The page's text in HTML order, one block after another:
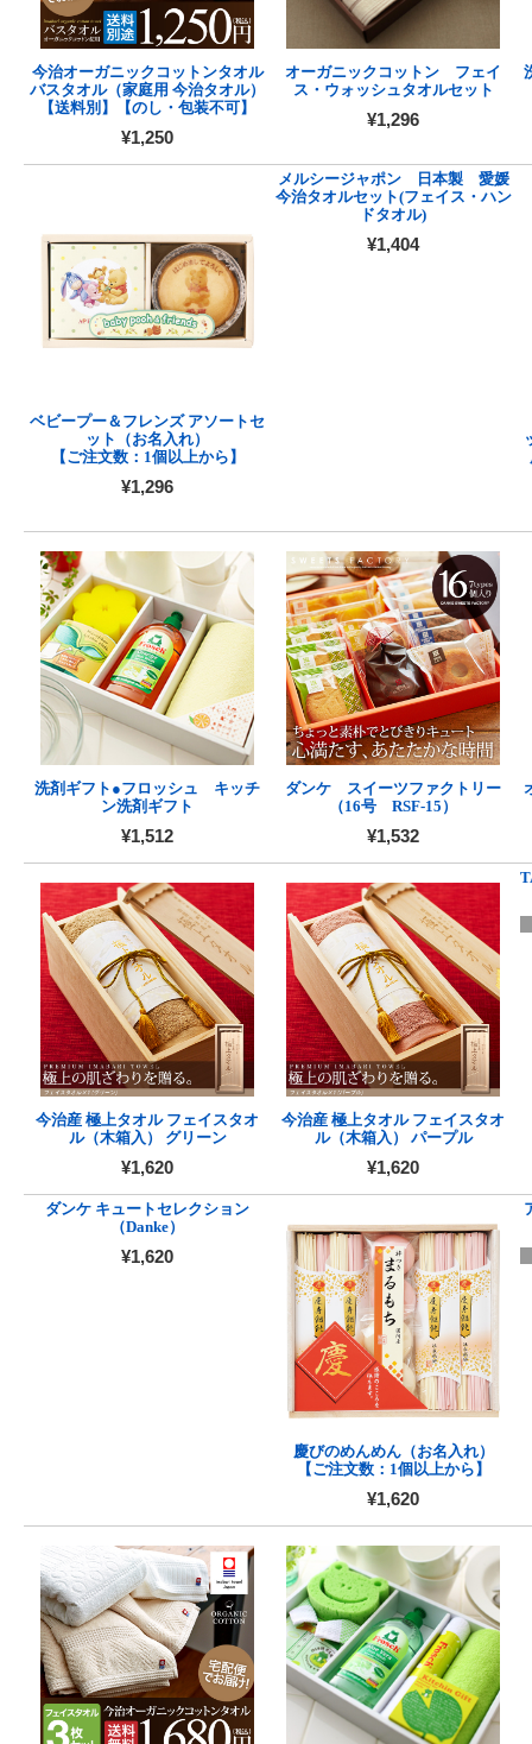
今治オーガニックコットンタオル
バスタオル（家庭用 今治タオル）
【送料別】【のし・包装不可】
¥1,250
オーガニックコットン フェイ
ス・ウォッシュタオルセット
¥1,296
ベビープー＆フレンズ アソートセ
ット（お名入れ）
【ご注文数：1個以上から】
¥1,296
メルシージャポン 日本製 愛媛
今治タオルセット(フェイス・ハン
ドタオル)
¥1,404
洗剤ギフト●フロッシュ キッチ
ン洗剤ギフト
¥1,512
ダンケ スイーツファクトリー
（16号 RSF-15）
¥1,532
今治産 極上タオル フェイスタオ
ル（木箱入） グリーン
¥1,620
今治産 極上タオル フェイスタオ
ル（木箱入） パープル
¥1,620
ダンケ キュートセレクション
（Danke）
¥1,620
慶びのめんめん（お名入れ）
【ご注文数：1個以上から】
¥1,620